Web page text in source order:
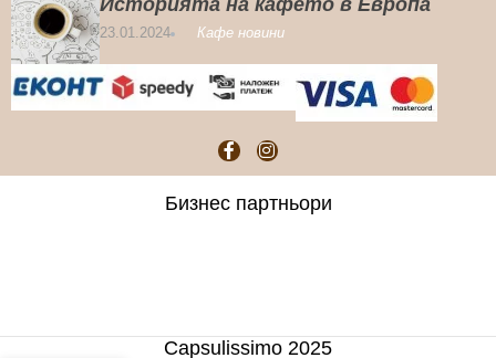
Историята на кафето в Европа
23.01.2024 Кафе новини
Бизнес партньори
Capsulissimo 2025